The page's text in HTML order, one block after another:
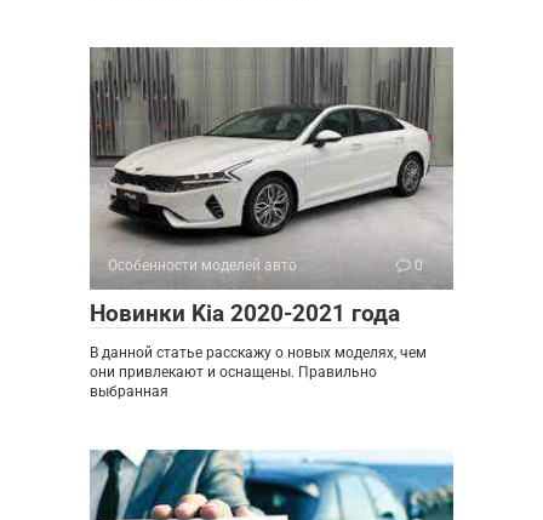
Особенности моделей авто 0
Новинки Kia 2020-2021 года
В данной статье расскажу о новых моделях, чем
они привлекают и оснащены. Правильно
выбранная